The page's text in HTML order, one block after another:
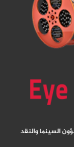
السينما والنقد